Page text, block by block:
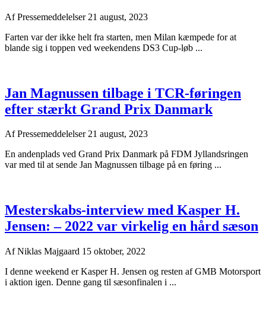
AfPressemeddelelser 21 august, 2023
Farten var der ikke helt fra starten, men Milan kæmpede for at
blande sig i toppen ved weekendens DS3 Cup-løb ...
Jan Magnussen tilbage i TCR-føringen
efter stærkt Grand Prix Danmark
AfPressemeddelelser21 august, 2023
En andenplads ved Grand Prix Danmark på FDM Jyllandsringen
var med til at sende Jan Magnussen tilbage på en føring ...
Mesterskabs-interview med Kasper H.
Jensen: – 2022 var virkelig en hård sæson
AfNiklas Majgaard 15 oktober, 2022
I denne weekend er Kasper H. Jensen og resten af GMB Motorsport
i aktion igen. Denne gang til sæsonfinalen i ...